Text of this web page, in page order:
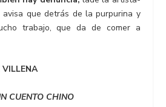
avisa que detrás de la purpurina y
trabajo, que da de comer a
CUENTO CHINO